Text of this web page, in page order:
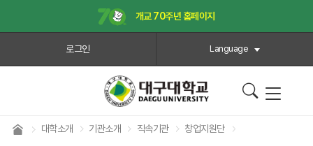
개교 70주년 홈페이지
로그인 Language
대학소개 기관소개 직속기관 창업지원단